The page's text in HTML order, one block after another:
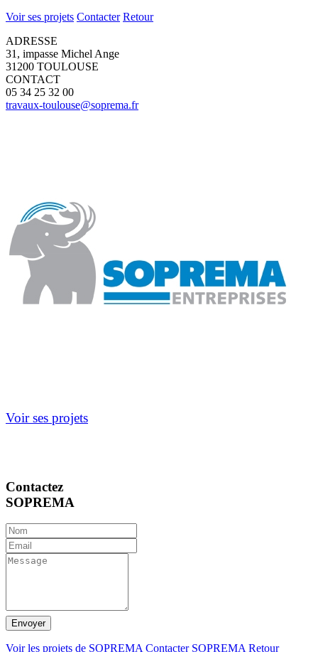
Voir ses projets Contacter Retour
ADRESSE
31, impasse Michel Ange
31200 TOULOUSE
CONTACT
05 34 25 32 00
travaux-toulouse@soprema.fr
Voir ses projets
Contactez
SOPREMA
Envoyer
Voir les projets de SOPREMA Contacter SOPREMA Retour